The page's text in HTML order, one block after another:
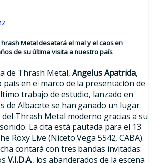
Metal desatará el mal y el caos en
de su última visita a nuestro país
de Thrash Metal, Angelus Apatrida,
en el marco de la presentación de
trabajo de estudio, lanzado en
de Albacete se han ganado un lugar
Thrash Metal moderno gracias a su
La cita está pautada para el 13
Roxy Live (Niceto Vega 5542, CABA).
contará con tres bandas invitadas:
V.I.D.A., los abanderados de la escena